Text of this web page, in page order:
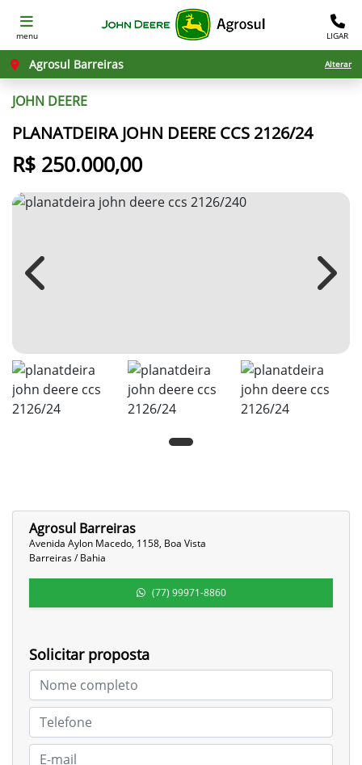
menu LIGAR
Agrosul Barreiras Alterar
JOHN DEERE
PLANATDEIRA JOHN DEERE CCS 2126/24
R$ 250.000,00
Previous Next
Agrosul Barreiras
Avenida Aylon Macedo, 1158, Boa Vista
Barreiras / Bahia
(77) 99971-8860
Solicitar proposta